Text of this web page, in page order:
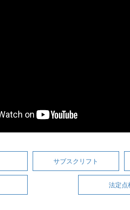
サブスクリフト
法定点